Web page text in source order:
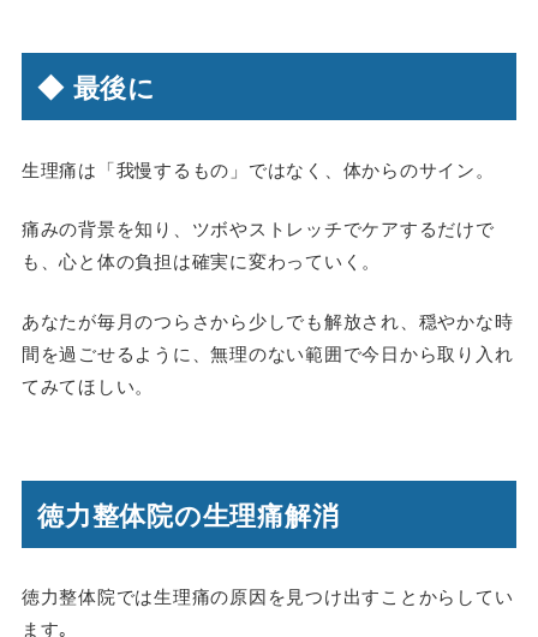
◆ 最後に
生理痛は「我慢するもの」ではなく、体からのサイン。
痛みの背景を知り、ツボやストレッチでケアするだけで
も、心と体の負担は確実に変わっていく。
あなたが毎月のつらさから少しでも解放され、穏やかな時
間を過ごせるように、無理のない範囲で今日から取り入れ
てみてほしい。
徳力整体院の生理痛解消
徳力整体院では生理痛の原因を見つけ出すことからしてい
ます｡